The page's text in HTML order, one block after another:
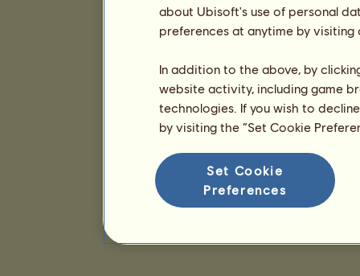
about Ubisoft's use of personal
preferences at anytime by
In addition to the above, by
website activity, including game
technologies. If you wish to
by visiting the “Set Cookie
Set Cookie
Preferences